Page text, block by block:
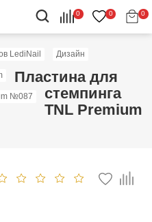
0 0 0
LediNail Дизайн
№087
Пластина для
стемпинга
TNL Premium